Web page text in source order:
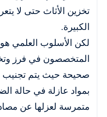
تخزين الأثاث حتى لا
الكبيرة.
لكن الأسلوب العلمي
المتخصصون في فرز
صحيحة حيث يتم تجنيب
بمواد عازلة في حالة
متمرسة لعزلها عن